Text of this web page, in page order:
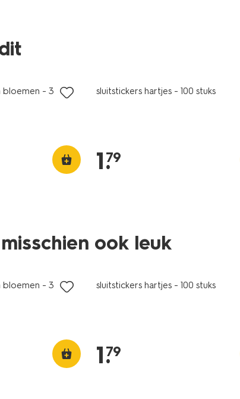
bloemen - 3 stuks sluitstickers hartjes - 100 stuks
1.
79
ook leuk
bloemen - 3 stuks sluitstickers hartjes - 100 stuks
1.
79